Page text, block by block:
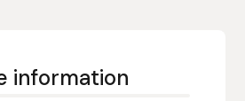
information